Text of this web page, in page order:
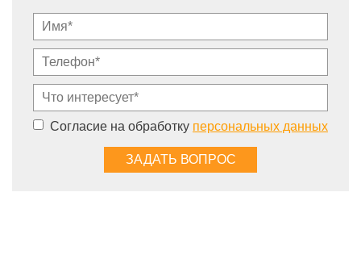
Согласие на обработку персональных данных